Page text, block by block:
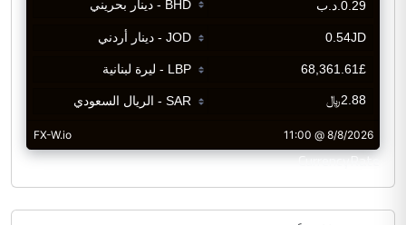
CurrencyRate